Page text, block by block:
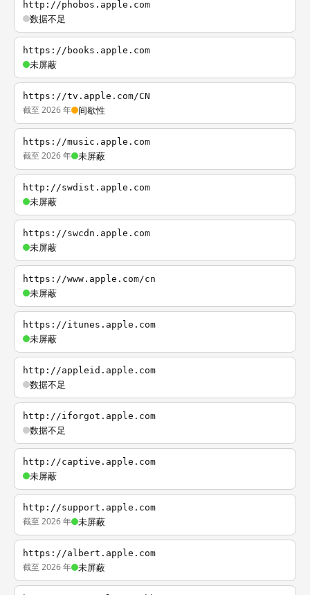
http://phobos.apple.com
数据不足
https://books.apple.com
未屏蔽
https://tv.apple.com/CN
截至 2026 年 间歇性
https://music.apple.com
截至 2026 年 未屏蔽
http://swdist.apple.com
未屏蔽
https://swcdn.apple.com
未屏蔽
https://www.apple.com/cn
未屏蔽
https://itunes.apple.com
未屏蔽
http://appleid.apple.com
数据不足
http://iforgot.apple.com
数据不足
http://captive.apple.com
未屏蔽
http://support.apple.com
截至 2026 年 未屏蔽
https://albert.apple.com
截至 2026 年 未屏蔽